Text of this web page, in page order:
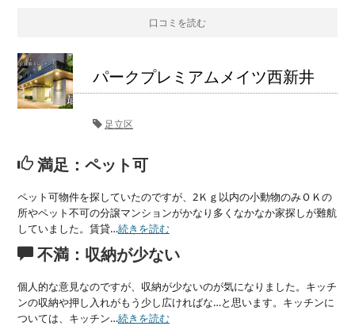
口コミを読む
パークプレミアムメイツ西新井
足立区
満足：ペット可
ペット可物件を探していたのですが、2Ｋｇ以内の小動物のみＯＫの
所やペット不可の分譲マンションがかなり多くなかなか家探しが難航
していました。賃貸…続きを読む
不満：収納が少ない
個人的な意見なのですが、収納が少ないのが気になりました。キッチ
ンの収納や押し入れがもう少し広ければな…と思います。キッチンに
ついては、キッチン…続きを読む